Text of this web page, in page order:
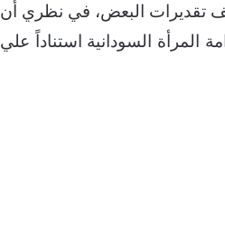
تقديرات البعض، في نظري أن
المرأة السودانية استناداً علي